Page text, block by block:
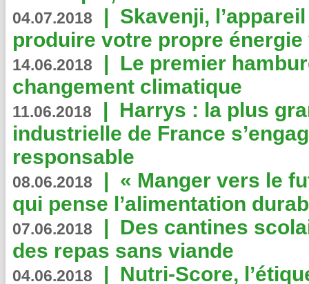
04.07.2018 | Skavenji,
produire votre propre
14.06.2018 | Le premier
changement climatique
11.06.2018 | Harrys : la plus
industrielle de France
responsable
08.06.2018 | « Manger vers le
qui pense l’alimentation
07.06.2018 | Des cantines
des repas sans viande
04.06.2018 | Nutri-Score,